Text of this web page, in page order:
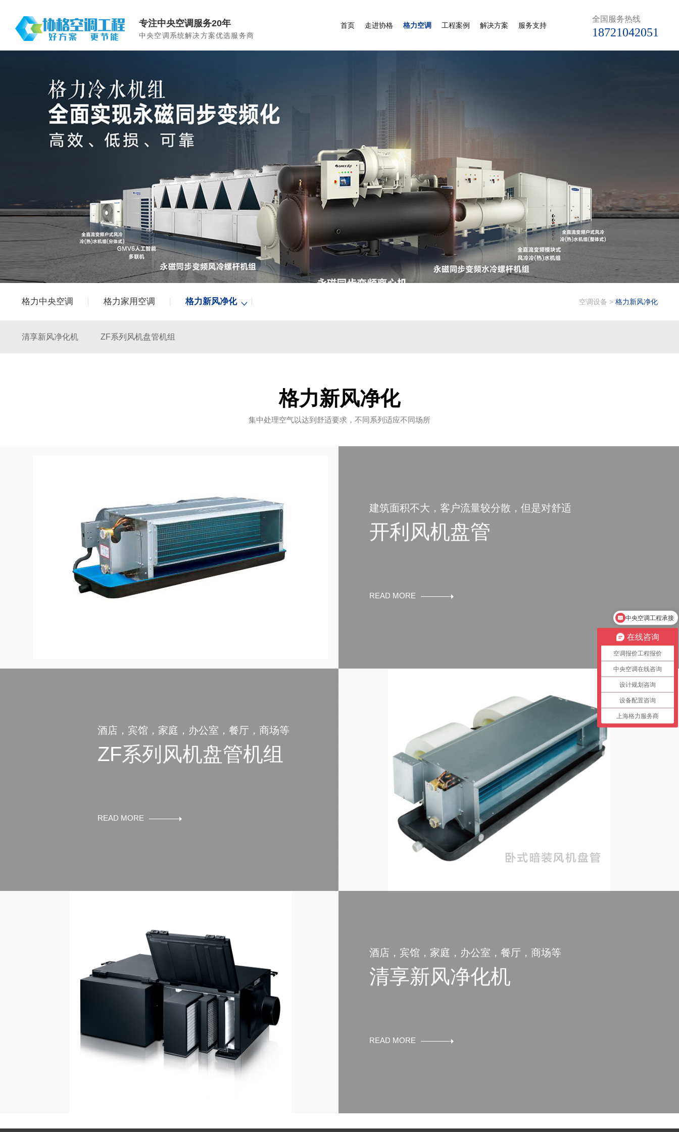
专注中央空调服务20年
中央空调系统解决方案优选服务商
全国服务热线
18721042051
首页 走进协格 格力空调 工程案例 解决方案 服务支持
格力中央空调 格力家用空调 格力新风净化 空调设备 > 格力新风净化
清享新风净化机 ZF系列风机盘管机组
格力新风净化
集中处理空气以达到舒适要求，不同系列适应不同场所
建筑面积不大，客户流量较分散，但是对舒适
性及噪音的要求较高，需要借助空调营造一个
气温舒适宜人的营业氛围，提升商铺档次。
开利风机盘管
READ MORE
酒店，宾馆，家庭，办公室，餐厅，商场等
ZF系列风机盘管机组
READ MORE
酒店，宾馆，家庭，办公室，餐厅，商场等
清享新风净化机
READ MORE
在线咨询
空调报价工程报价
中央空调在线咨询
设计规划咨询
设备配置咨询
上海格力服务商
中央空调工程承接